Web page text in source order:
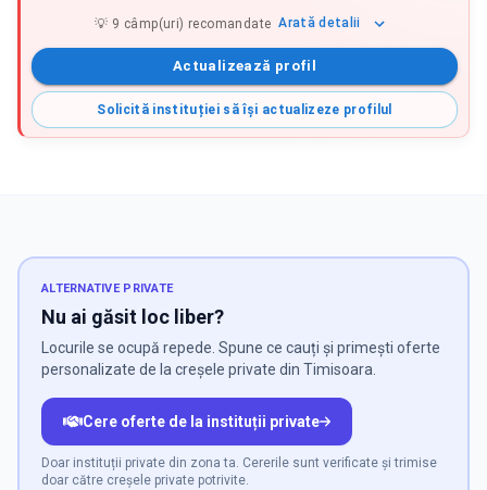
💡 9 câmp(uri) recomandate Arată detalii
Actualizează profil
Solicită instituției să își actualizeze profilul
ALTERNATIVE PRIVATE
Nu ai găsit loc liber?
Locurile se ocupă repede. Spune ce cauți și primești oferte
personalizate de la creșele private din Timisoara.
Cere oferte de la instituții private
Doar instituții private din zona ta. Cererile sunt verificate și trimise
doar către creșele private potrivite.